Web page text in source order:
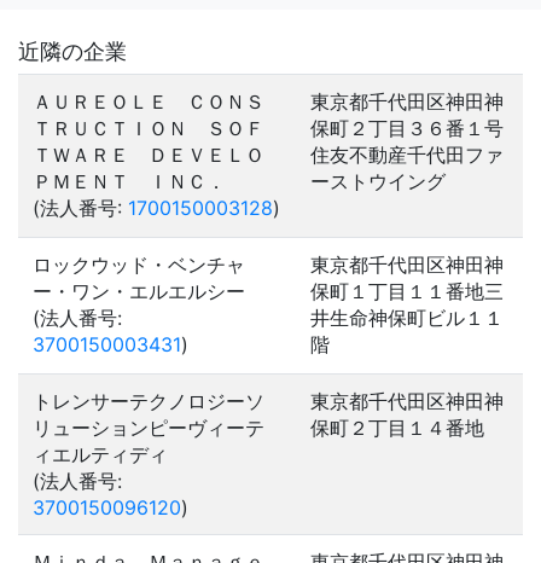
近隣の企業
ＡＵＲＥＯＬＥ ＣＯＮＳ
ＴＲＵＣＴＩＯＮ ＳＯＦ
ＴＷＡＲＥ ＤＥＶＥＬＯ
ＰＭＥＮＴ ＩＮＣ．
(法人番号: 1700150003128)
東京都千代田区神田神
保町２丁目３６番１号
住友不動産千代田ファ
ーストウイング
ロックウッド・ベンチャ
ー・ワン・エルエルシー
(法人番号:
3700150003431)
東京都千代田区神田神
保町１丁目１１番地三
井生命神保町ビル１１
階
トレンサーテクノロジーソ
リューションピーヴィーテ
ィエルティディ
(法人番号:
3700150096120)
東京都千代田区神田神
保町２丁目１４番地